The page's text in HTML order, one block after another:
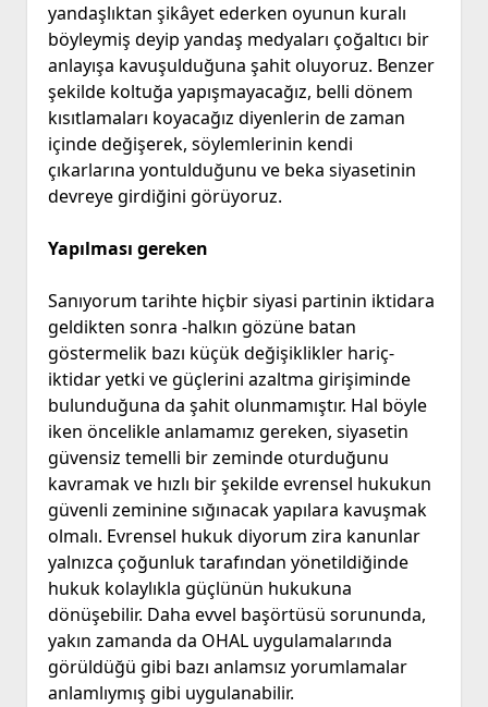
yandaşlıktan şikâyet ederken oyunun kuralı
böyleymiş deyip yandaş medyaları çoğaltıcı bir
anlayışa kavuşulduğuna şahit oluyoruz. Benzer
şekilde koltuğa yapışmayacağız, belli dönem
kısıtlamaları koyacağız diyenlerin de zaman
içinde değişerek, söylemlerinin kendi
çıkarlarına yontulduğunu ve beka siyasetinin
devreye girdiğini görüyoruz.
Yapılması gereken
Sanıyorum tarihte hiçbir siyasi partinin iktidara
geldikten sonra -halkın gözüne batan
göstermelik bazı küçük değişiklikler hariç-
iktidar yetki ve güçlerini azaltma girişiminde
bulunduğuna da şahit olunmamıştır. Hal böyle
iken öncelikle anlamamız gereken, siyasetin
güvensiz temelli bir zeminde oturduğunu
kavramak ve hızlı bir şekilde evrensel hukukun
güvenli zeminine sığınacak yapılara kavuşmak
olmalı. Evrensel hukuk diyorum zira kanunlar
yalnızca çoğunluk tarafından yönetildiğinde
hukuk kolaylıkla güçlünün hukukuna
dönüşebilir. Daha evvel başörtüsü sorununda,
yakın zamanda da OHAL uygulamalarında
görüldüğü gibi bazı anlamsız yorumlamalar
anlamlıymış gibi uygulanabilir.